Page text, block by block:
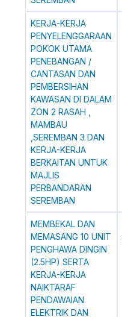
KERJA-KERJA
PENYELENGGARAAN
POKOK UTAMA
PENEBANGAN /
CANTASAN DAN
PEMBERSIHAN
KAWASAN DI DALAM
ZON 2 RASAH ,
MAMBAU
,SEREMBAN 3 DAN
KERJA-KERJA
BERKAITAN UNTUK
MAJLIS
PERBANDARAN
SEREMBAN
MEMBEKAL DAN
MEMASANG 10 UNIT
PENGHAWA DINGIN
(2.5HP) SERTA
KERJA-KERJA
NAIKTARAF
PENDAWAIAN
ELEKTRIK DAN